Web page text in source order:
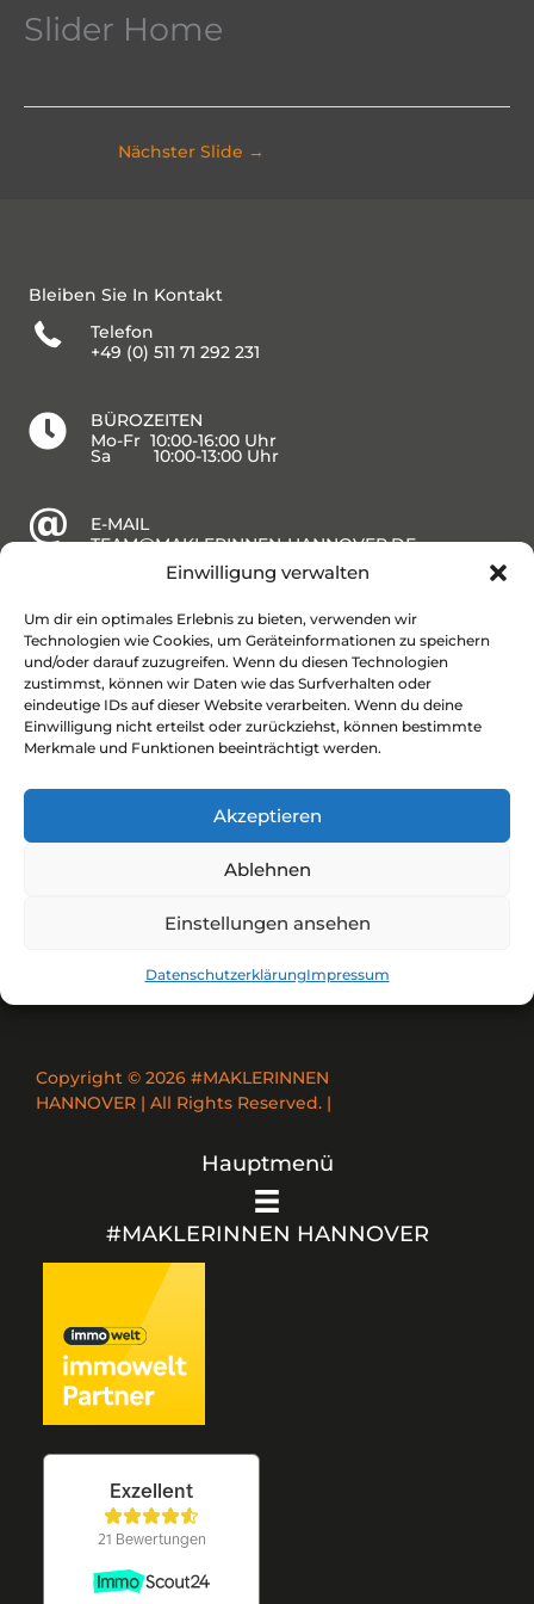
Einwilligung verwalten
Um dir ein optimales Erlebnis zu bieten, verwenden wir
Technologien wie Cookies, um Geräteinformationen zu speichern
und/oder darauf zuzugreifen. Wenn du diesen Technologien
zustimmst, können wir Daten wie das Surfverhalten oder
eindeutige IDs auf dieser Website verarbeiten. Wenn du deine
Einwilligung nicht erteilst oder zurückziehst, können bestimmte
Merkmale und Funktionen beeinträchtigt werden.
Akzeptieren
Ablehnen
Einstellungen ansehen
DatenschutzerklärungImpressum
Slider Home
Nächster Slide →
Bleiben Sie In Kontakt
Telefon
+49 (0) 511 71 292 231
BÜROZEITEN
Mo-Fr 10:00-16:00 Uhr
Sa 10:00-13:00 Uhr
E-MAIL
TEAM@MAKLERINNEN-HANNOVER.DE
ADRESSE
LANGE-FELD-STRASSE 60
30559 HANNOVER
Informationen
Copyright © 2026 #MAKLERINNEN
HANNOVER | All Rights Reserved. |
Hauptmenü
#MAKLERINNEN HANNOVER